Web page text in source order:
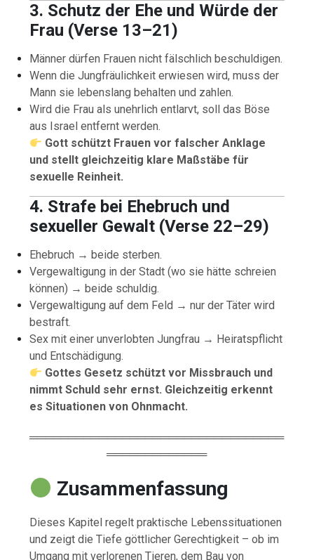
3. Schutz der Ehe und Würde der
Frau (Verse 13–21)
Männer dürfen Frauen nicht fälschlich beschuldigen.
Wenn die Jungfräulichkeit erwiesen wird, muss der
Mann sie lebenslang behalten und zahlen.
Wird die Frau als unehrlich entlarvt, soll das Böse
aus Israel entfernt werden.
Gott schützt Frauen vor falscher Anklage
und stellt gleichzeitig klare Maßstäbe für
sexuelle Reinheit.
4. Strafe bei Ehebruch und
sexueller Gewalt (Verse 22–29)
Ehebruch → beide sterben.
Vergewaltigung in der Stadt (wo sie hätte schreien
können) → beide schuldig.
Vergewaltigung auf dem Feld → nur der Täter wird
bestraft.
Sex mit einer unverlobten Jungfrau → Heiratspflicht
und Entschädigung.
Gottes Gesetz schützt vor Missbrauch und
nimmt Schuld sehr ernst. Gleichzeitig erkennt
es Situationen von Ohnmacht.
═════════════════════════════════
═════════════
Zusammenfassung
Dieses Kapitel regelt praktische Lebenssituationen
und zeigt die Tiefe göttlicher Gerechtigkeit – ob im
Umgang mit verlorenen Tieren, dem Bau von